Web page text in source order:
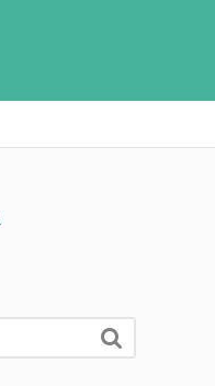
